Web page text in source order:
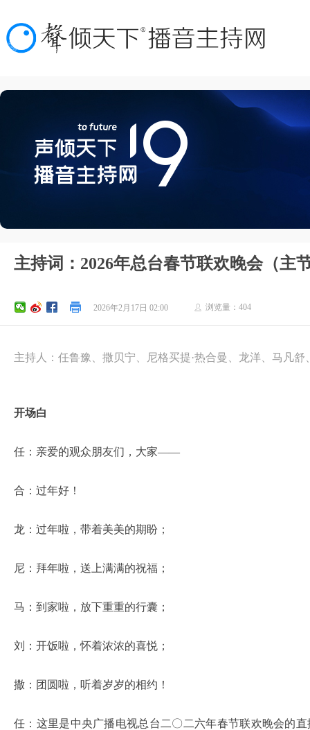
主持词：2026年总台春节联欢晚会（主
2026年2月17日 02:00 ꄑ 浏览量： 404
主持人：任鲁豫、撒贝宁、尼格买提·热合曼、龙洋、马凡舒
开场白
任：亲爱的观众朋友们，大家——
合：过年好！
龙：过年啦，带着美美的期盼；
尼：拜年啦，送上满满的祝福；
马：到家啦，放下重重的行囊；
刘：开饭啦，怀着浓浓的喜悦；
撒：团圆啦，听着岁岁的相约！
任：这里是中央广播电视总台二〇二六年春节联欢晚会的